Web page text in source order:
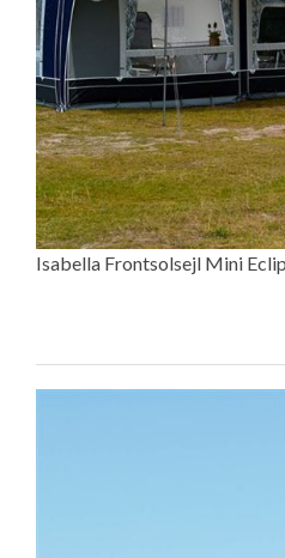
Isabella Frontsolsejl Mini